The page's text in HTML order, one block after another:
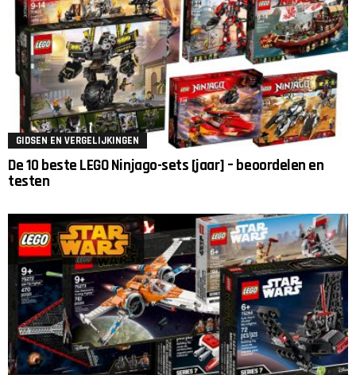
GIDSEN EN VERGELIJKINGEN
De 10 beste LEGO Ninjago-sets [jaar] – beoordelen en
testen